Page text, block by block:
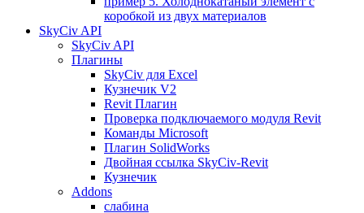
коробкой из двух материалов
SkyCiv API
SkyCiv API
Плагины
SkyCiv для Excel
Кузнечик V2
Revit Плагин
Проверка подключаемого модуля Revit
Команды Microsoft
Плагин SolidWorks
Двойная ссылка SkyCiv-Revit
Кузнечик
Addons
слабина